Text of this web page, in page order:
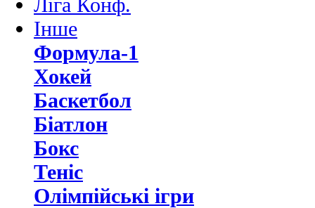
Інше
Формула-1
Хокей
Баскетбол
Біатлон
Бокс
Теніс
Олімпійські ігри